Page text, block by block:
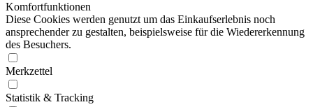
Komfortfunktionen
Diese Cookies werden genutzt um das Einkaufserlebnis noch
ansprechender zu gestalten, beispielsweise für die Wiedererkennung
des Besuchers.
Merkzettel
Statistik & Tracking